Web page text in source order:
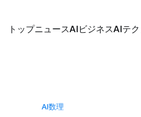
トップニュースAIビジネスAIテ
AI数理